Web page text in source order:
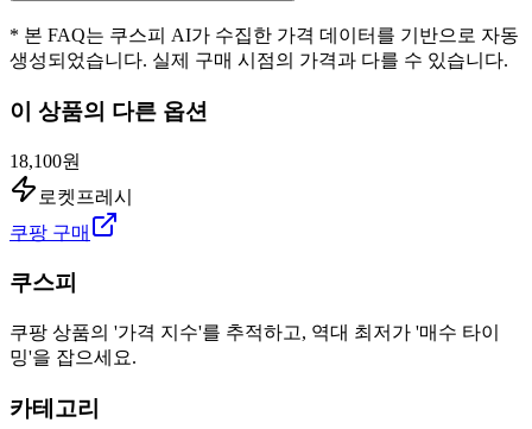
* 본 FAQ는 쿠스피 AI가 수집한 가격 데이터를 기반으로 자동
생성되었습니다. 실제 구매 시점의 가격과 다를 수 있습니다.
이 상품의 다른 옵션
18,100원
로켓프레시
쿠팡 구매
쿠스피
쿠팡 상품의 '가격 지수'를 추적하고, 역대 최저가 '매수 타이
밍'을 잡으세요.
카테고리